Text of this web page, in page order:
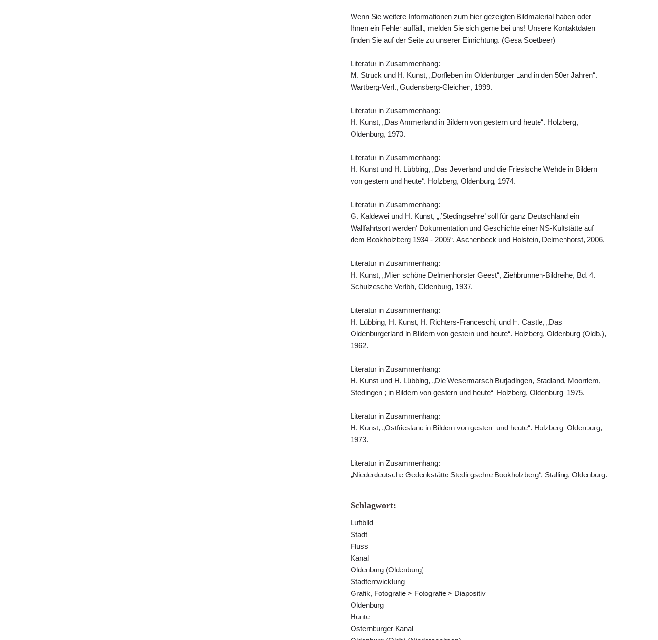
Wenn Sie weitere Informationen zum hier gezeigten Bildmaterial haben oder
Ihnen ein Fehler auffällt, melden Sie sich gerne bei uns! Unsere Kontaktdaten
finden Sie auf der Seite zu unserer Einrichtung. (Gesa Soetbeer)
Literatur in Zusammenhang:
M. Struck und H. Kunst, „Dorfleben im Oldenburger Land in den 50er Jahren“.
Wartberg-Verl., Gudensberg-Gleichen, 1999.
Literatur in Zusammenhang:
H. Kunst, „Das Ammerland in Bildern von gestern und heute“. Holzberg,
Oldenburg, 1970.
Literatur in Zusammenhang:
H. Kunst und H. Lübbing, „Das Jeverland und die Friesische Wehde in Bildern
von gestern und heute“. Holzberg, Oldenburg, 1974.
Literatur in Zusammenhang:
G. Kaldewei und H. Kunst, „‚’Stedingsehre’ soll für ganz Deutschland ein
Wallfahrtsort werden‘ Dokumentation und Geschichte einer NS-Kultstätte auf
dem Bookholzberg 1934 - 2005“. Aschenbeck und Holstein, Delmenhorst, 2006.
Literatur in Zusammenhang:
H. Kunst, „Mien schöne Delmenhorster Geest“, Ziehbrunnen-Bildreihe, Bd. 4.
Schulzesche Verlbh, Oldenburg, 1937.
Literatur in Zusammenhang:
H. Lübbing, H. Kunst, H. Richters-Franceschi, und H. Castle, „Das
Oldenburgerland in Bildern von gestern und heute“. Holzberg, Oldenburg (Oldb.),
1962.
Literatur in Zusammenhang:
H. Kunst und H. Lübbing, „Die Wesermarsch Butjadingen, Stadland, Moorriem,
Stedingen ; in Bildern von gestern und heute“. Holzberg, Oldenburg, 1975.
Literatur in Zusammenhang:
H. Kunst, „Ostfriesland in Bildern von gestern und heute“. Holzberg, Oldenburg,
1973.
Literatur in Zusammenhang:
„Niederdeutsche Gedenkstätte Stedingsehre Bookholzberg“. Stalling, Oldenburg.
Schlagwort:
Luftbild
Stadt
Fluss
Kanal
Oldenburg (Oldenburg)
Stadtentwicklung
Grafik, Fotografie > Fotografie > Diapositiv
Oldenburg
Hunte
Osternburger Kanal